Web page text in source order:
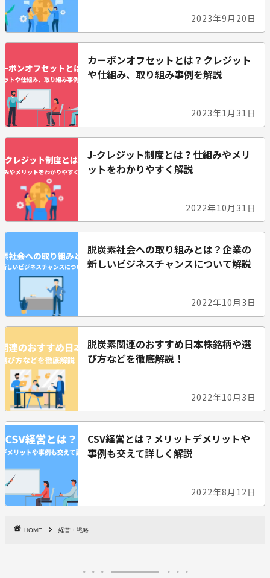
2023年9月20日
カーボンオフセットとは？クレジット
や仕組み、取り組み事例を解説
2023年1月31日
J-クレジット制度とは？仕組みやメリ
ットをわかりやすく解説
2022年10月31日
脱炭素社会への取り組みとは？企業の
新しいビジネスチャンスについて解説
2022年10月3日
脱炭素関連のおすすめ日本株銘柄や選
び方などを徹底解説！
2022年10月3日
CSV経営とは？メリットデメリットや
事例も交えて詳しく解説
2022年8月12日
HOME 経営・戦略